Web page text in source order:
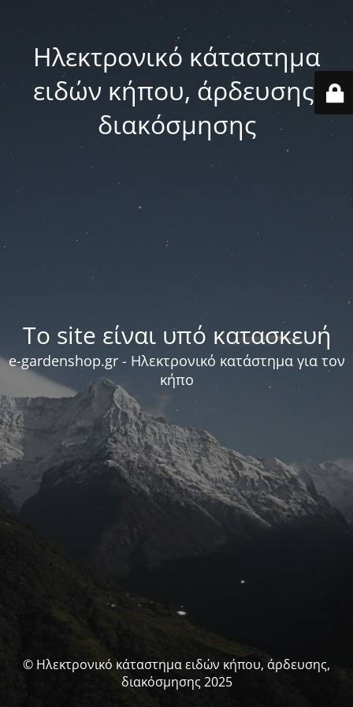
Ηλεκτρονικό κάταστημα
ειδών κήπου, άρδευσης,
διακόσμησης
Το site είναι υπό κατασκευή
e-gardenshop.gr - Ηλεκτρονικό κατάστημα για τον
κήπο
© Ηλεκτρονικό κάταστημα ειδών κήπου, άρδευσης,
διακόσμησης 2025